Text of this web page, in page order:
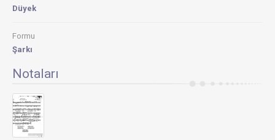
Düyek
Formu
Şarkı
Notaları